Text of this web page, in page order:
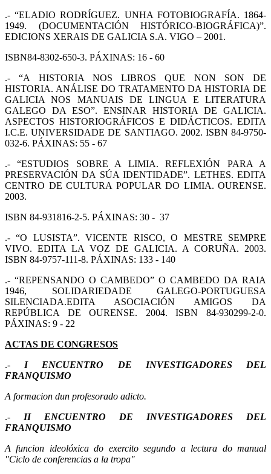
.- “ELADIO RODRÍGUEZ. UNHA FOTOBIOGRAFÍA. 1864-
1949. (DOCUMENTACIÓN HISTÓRICO-BIOGRÁFICA)”.
EDICIONS XERAIS DE GALICIA S.A. VIGO – 2001.
ISBN84-8302-650-3. PÁXINAS: 16 - 60
.- “A HISTORIA NOS LIBROS QUE NON SON DE
HISTORIA. ANÁLISE DO TRATAMENTO DA HISTORIA DE
GALICIA NOS MANUAIS DE LINGUA E LITERATURA
GALEGO DA ESO”. ENSINAR HISTORIA DE GALICIA.
ASPECTOS HISTORIOGRÁFICOS E DIDÁCTICOS. EDITA
I.C.E. UNIVERSIDADE DE SANTIAGO. 2002. ISBN 84-9750-
032-6. PÁXINAS: 55 - 67
.- “ESTUDIOS SOBRE A LIMIA. REFLEXIÓN PARA A
PRESERVACIÓN DA SÚA IDENTIDADE”. LETHES. EDITA
CENTRO DE CULTURA POPULAR DO LIMIA. OURENSE.
2003.
ISBN 84-931816-2-5. PÁXINAS: 30 - 37
.- “O LUSISTA”. VICENTE RISCO, O MESTRE SEMPRE
VIVO. EDITA LA VOZ DE GALICIA. A CORUÑA. 2003.
ISBN 84-9757-111-8. PÁXINAS: 133 - 140
.- “REPENSANDO O CAMBEDO” O CAMBEDO DA RAIA
1946, SOLIDARIEDADE GALEGO-PORTUGUESA
SILENCIADA.EDITA ASOCIACIÓN AMIGOS DA
REPÚBLICA DE OURENSE. 2004. ISBN 84-930299-2-0.
PÁXINAS: 9 - 22
ACTAS DE CONGRESOS
.- I ENCUENTRO DE INVESTIGADORES DEL
FRANQUISMO
A formacion dun profesorado adicto.
.- II ENCUENTRO DE INVESTIGADORES DEL
FRANQUISMO
A funcion ideolóxica do exercito segundo a lectura do manual
"Ciclo de conferencias a la tropa"